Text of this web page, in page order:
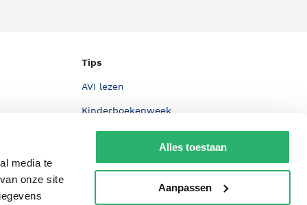
media te
onze site
Alles toestaan
Aanpassen
Tips
AVI lezen
Kinderboekenweek
Boekenbon